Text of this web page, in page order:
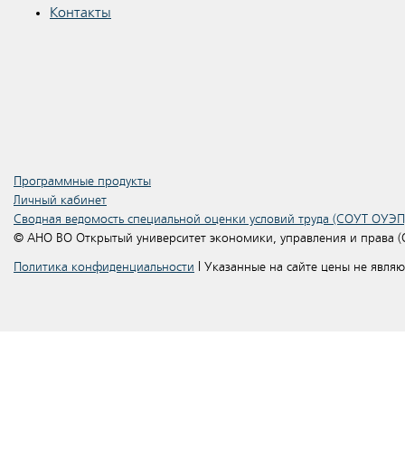
Контакты
Программные продукты
Личный кабинет
Сводная ведомость специальной оценки условий труда (СОУТ
© АНО ВО Открытый университет экономики, управления и права
Политика конфиденциальности | Указанные на сайте цены не